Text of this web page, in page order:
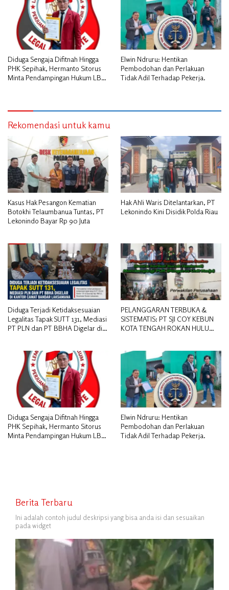
Diduga Sengaja Difitnah Hingga
PHK Sepihak, Hermanto Sitorus
Minta Pendampingan Hukum LBH
Elwin Ndruru: Hentikan
Pembodohan dan Perlakuan
Tidak Adil Terhadap Pekerja.
Rekomendasi untuk kamu
Kasus Hak Pesangon Kematian
Botokhi Telaumbanua Tuntas, PT
Lekonindo Bayar Rp 90 Juta
Hak Ahli Waris Ditelantarkan, PT
Lekonindo Kini Disidik Polda Riau
Diduga Terjadi Ketidaksesuaian
Legalitas Tapak SUTT 131, Mediasi
PT PLN dan PT BBHA Digelar di
PELANGGARAN TERBUKA &
SISTEMATIS: PT SJI COY KEBUN
KOTA TENGAH ROKAN HULU
Diduga Sengaja Difitnah Hingga
PHK Sepihak, Hermanto Sitorus
Minta Pendampingan Hukum LBH
Elwin Ndruru: Hentikan
Pembodohan dan Perlakuan
Tidak Adil Terhadap Pekerja.
Berita Terbaru
Ini adalah contoh judul deskripsi yang bisa anda isi dan sesuaikan
pada widget